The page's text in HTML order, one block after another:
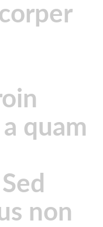
quam
non